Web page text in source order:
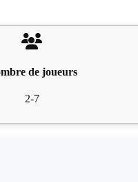
de joueurs
2-7